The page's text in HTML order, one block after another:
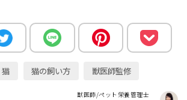
猫 猫の飼い方 獣医師監修
獣医師/ペット栄養管理士